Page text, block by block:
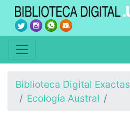
Biblioteca Digital Exactas
Ecología Austral